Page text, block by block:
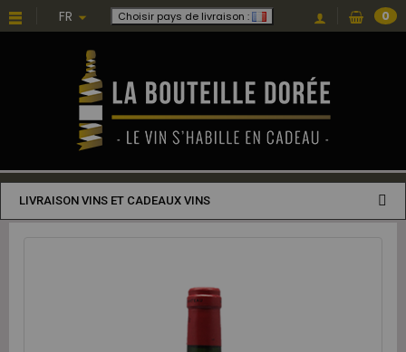
FR Choisir pays de livraison : 0
LIVRAISON VINS ET CADEAUX VINS